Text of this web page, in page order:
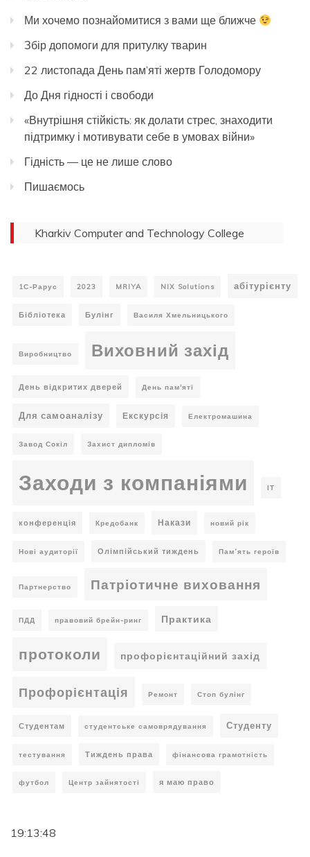
Ми хочемо познайомитися з вами ще ближче
Збір допомоги для притулку тварин
22 листопада День пам’яті жертв Голодомору
До Дня гідності і свободи
«Внутрішня стійкість: як долати стрес, знаходити
підтримку і мотивувати себе в умовах війни»
Гідність — це не лише слово
Пишаємось
Kharkiv Computer and Technology College
1С-Рарус 2023 MRIYA NIX Solutions абітурієнту
Бібліотека Булінг Василя Хмельницького
Виробництво Виховний захід
День відкритих дверей День пам'яті
Для самоаналізу Екскурсія Електромашина
Завод Сокіл Захист дипломів
Заходи з компаніями ІТ
конференція Кредобанк Накази новий рік
Нові аудиторії Олімпійський тиждень Пам’ять героїв
Партнерство Патріотичне виховання
ПДД правовий брейн-ринг Практика
протоколи профорієнтаційний захід
Профорієнтація Ремонт Стоп булінг
Студентам студентське самоврядування Студенту
тестування Тиждень права фінансова грамотність
футбол Центр зайнятості я маю право
19:13:49